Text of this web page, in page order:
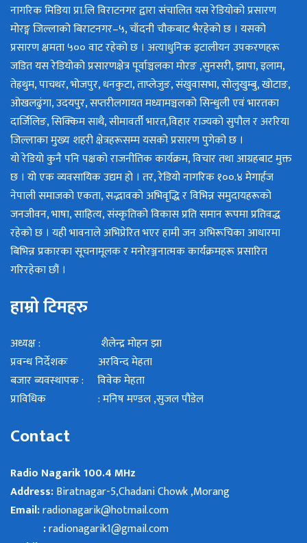
नागरिक मिडिया प्रा.लि विराटनगर द्वारा संचालित यस रेडियोको प्रसारण
मोरङ्ग जिल्लाको बिराटनगर–५, चाँदनी चौकबाट भैरहेको छ । यसको
प्रसारण क्षमता ५०० वाट रहेको छ । अत्याधुनिक इटालीयन उपकरणहरू
जडित यस रेडियोको प्रसारणक्षेत्र पूर्वाञ्चलका मोरङ ,सुनसरी, झापा, इलाम,
तेह्रथुम, पाचथर, भोजपुर, धनकुटा, ताप्लेजुङ, संखुवासभा, सोलुखुम्बु, खोटाङ,
ओखलढुंगा, उदयपुर, सप्तरीलगायत मध्यामञ्चलको सिन्धुली एवं भारतका
दार्जिलिङ, सिक्किम साथै, सीमावर्ती भारत,विहार राज्यको सुपौल र अररिया
जिल्लाका मुख्य शहरी क्षेत्रहरूसम्म यसको प्रसारण पुगेको छ ।
यो रेडियो कुनै पनि पक्षको राजनीतिक कार्यक्रम, विचार तथा आग्रहबाट मुक्त
छ । यो एक व्यवसायिक उद्यम हो । तर, रेडियो नागरिक १००.४ मेगार्हज
नेपाली समाजको एकता, सद्भावको अभिवृद्धि र विभिन्न समुदायहरूको
जनजीवन, भाषा, साहित्य, संस्कृतिको विकास प्रति समान रूपमा प्रतिवद्ध
रहेको छ । यही भावनाले अभिप्रेरित भएर हामी जन अभिरूचिका आधारमा
बिभिन्न प्रकारका सूचनामूलक र मनोरञ्जनात्मक कार्यक्रमहरू प्रसारित
गरिरहेका छौं ।
हाम्रो टिमहरु
अध्यक्ष : शैलेन्द्र मोहन झा
प्रवन्ध निर्देशकः अरविन्द मेहता
बजार ब्यवस्थापक : विवेक मेहता
प्राविधिक : मनिष मण्डल ,सुजल पौडेल
Contact
Radio Nagarik 100.4 MHz
Address:Biratnagar-5,Chadani Chowk ,Morang
Email:radionagarik@hotmail.com
:radionagarik1@gmail.com